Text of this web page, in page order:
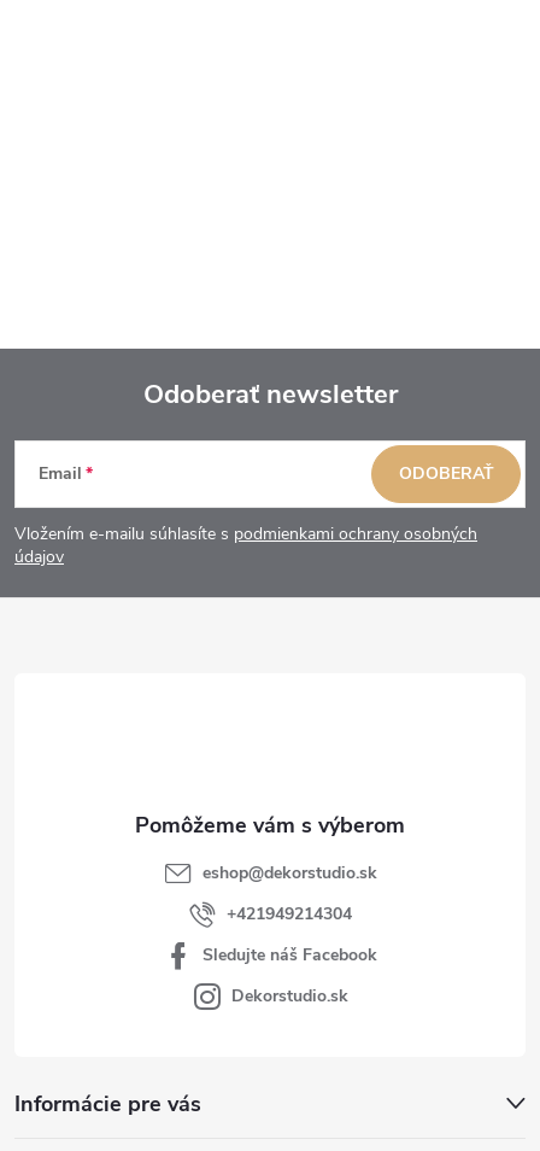
Z
á
p
Odoberať newsletter
Email
Vložením e-mailu súhlasíte s podmienkami ochrany osobných
údajov
ODOBERAŤ
Informácie pre vás
eshop@dekorstudio.sk
+421949214304
Sledujte náš Facebook
Dekorstudio.sk